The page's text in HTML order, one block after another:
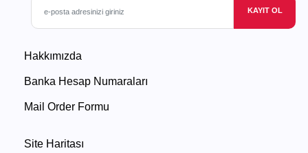
KAYIT OL
Hakkımızda
Banka Hesap Numaraları
Mail Order Formu
Site Haritası